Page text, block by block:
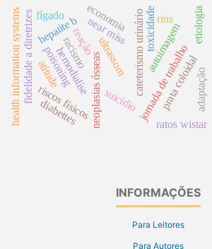
hepatite b
neoplasias ósseas
poisoning ultrassom cateterismo urinário
near miss
fidelidade a diretrizes jornada de trabalho
riscos físicos
autoimagem
economia
suicídio
reação
prata coloidal
diabettes
hemodialíse
toxicidade
ratos wistar
fígado rins
health information systems racismo
adaptação
atitude
etiologia
INFORMAÇÕES
Para Leitores
Para Autores